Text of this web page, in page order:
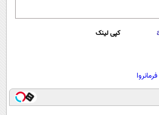
کپی لینک
فرمانروا